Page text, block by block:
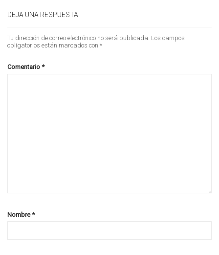
DEJA UNA RESPUESTA
Tu dirección de correo electrónico no será publicada. Los campos
obligatorios están marcados con *
Comentario *
Nombre*